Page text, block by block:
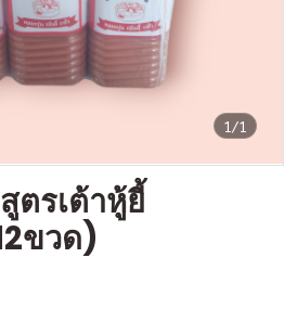
1/1
ตรเต้าหู้ยี้
ขวด)